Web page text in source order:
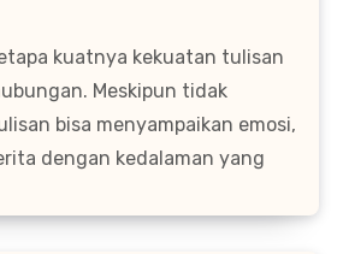
kuatnya kekuatan tulisan
Meskipun tidak
bisa menyampaikan emosi,
dengan kedalaman yang